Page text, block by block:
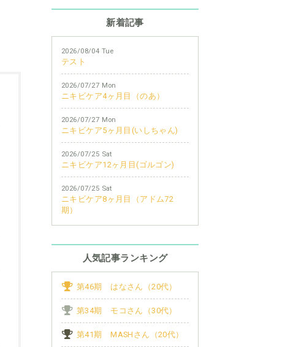
新着記事
2026/08/04 Tue
テスト
2026/07/27 Mon
ニキビケア4ヶ月目（のあ）
2026/07/27 Mon
ニキビケア5ヶ月目(いしちゃん)
2026/07/25 Sat
ニキビケア12ヶ月目(ゴルゴン)
2026/07/25 Sat
ニキビケア8ヶ月目（アドム72
期）
人気記事ランキング
第46期 はなさん（20代）
第34期 モコさん（30代）
第41期 MASHさん（20代）